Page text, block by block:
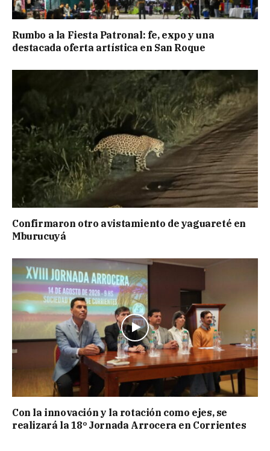
Rumbo a la Fiesta Patronal: fe, expo y una
destacada oferta artística en San Roque
Confirmaron otro avistamiento de yaguareté en
Mburucuyá
Con la innovación y la rotación como ejes, se
realizará la 18º Jornada Arrocera en Corrientes